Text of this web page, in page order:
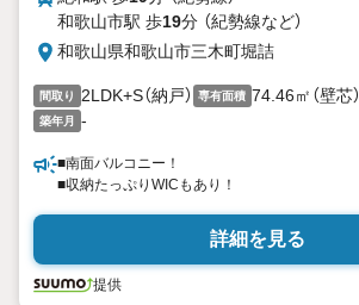
和歌山市駅 歩19分 （紀勢線など）
和歌山県和歌山市三木町堀詰
間取り 2LDK+S（納戸） 専有面積 74.46㎡（壁芯）
築年月 -
■南面バルコニー！
■収納たっぷりWICもあり！
詳細を見る
提供